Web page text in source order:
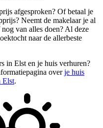
afgesproken? Of betaal je
Neemt de makelaar je al
van alles doen? Al deze
naar de allerbeste
in Elst en je huis verhuren?
overje huis
Elst.